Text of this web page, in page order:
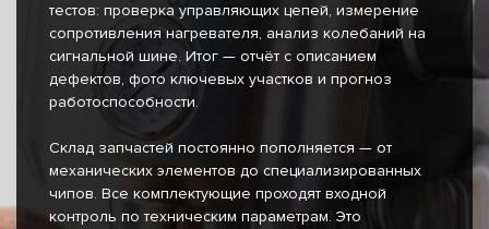
тестов: проверка управляющих цепей, измерение
сопротивления нагревателя, анализ колебаний на
сигнальной шине. Итог — отчёт с описанием
дефектов, фото ключевых участков и прогноз
работоспособности.
Склад запчастей постоянно пополняется — от
механических элементов до специализированных
чипов. Все комплектующие проходят входной
контроль по техническим параметрам. Это